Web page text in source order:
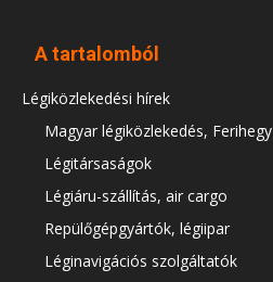
A tartalomból
Légiközlekedési hírek
Magyar légiközlekedés, Ferihegy
Légitársaságok
Légiáru-szállítás, air cargo
Repülőgépgyártók, légiipar
Léginavigációs szolgáltatók